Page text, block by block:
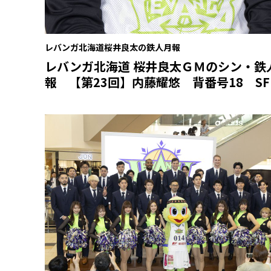
レバンガ北海道桜井良太の鉄人月報
レバンガ北海道 桜井良太ＧＭのシン・鉄
報 【第23回】内藤耀悠 背番号18 SF